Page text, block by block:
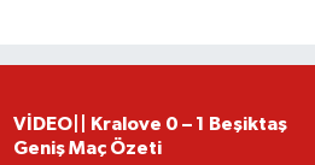
VİDEO|| Kralove 0 – 1 Beşiktaş
Geniş Maç Özeti